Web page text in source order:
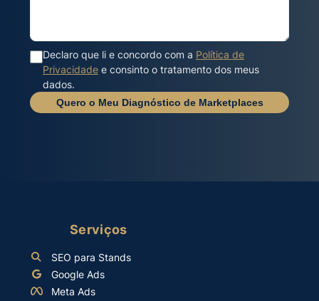
Declaro que li e concordo com a Política de
Privacidade e consinto o tratamento dos meus
dados.
Quero o Meu Diagnóstico de Marketplaces
Serviços
SEO para Stands
Google Ads
Meta Ads